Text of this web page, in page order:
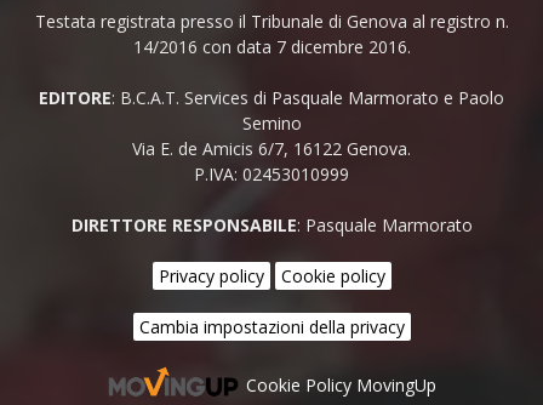
Testata registrata presso il Tribunale di Genova al registro n.
14/2016 con data 7 dicembre 2016.
EDITORE: B.C.A.T. Services di Pasquale Marmorato e Paolo
Semino
Via E. de Amicis 6/7, 16122 Genova.
P.IVA: 02453010999
DIRETTORE RESPONSABILE: Pasquale Marmorato
Privacy policy Cookie policy
Cambia impostazioni della privacy
Cookie Policy MovingUp